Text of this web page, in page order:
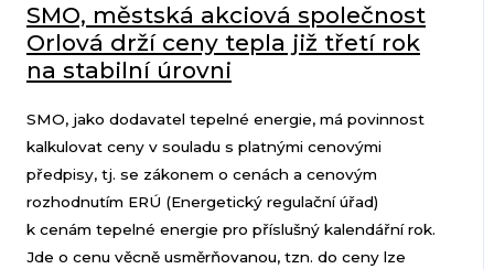
SMO, městská akciová společnost
Orlová drží ceny tepla již třetí rok
na stabilní úrovni
SMO, jako dodavatel tepelné energie, má povinnost
kalkulovat ceny v souladu s platnými cenovými
předpisy, tj. se zákonem o cenách a cenovým
rozhodnutím ERÚ (Energetický regulační úřad)
k cenám tepelné energie pro příslušný kalendářní rok.
Jde o cenu věcně usměrňovanou, tzn. do ceny lze